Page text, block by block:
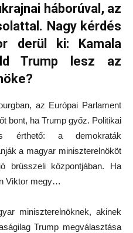
háborúval, az
Nagy kérdés
derül ki: Kamala
Trump lesz az
az Európai Parlament
bont, ha Trump győz. Politikai
érthető: a demokraták
a magyar miniszterelnököt
brüsszeli központjában. Ha
Viktor megy…
miniszterelnöknek, akinek
Trump megválasztása